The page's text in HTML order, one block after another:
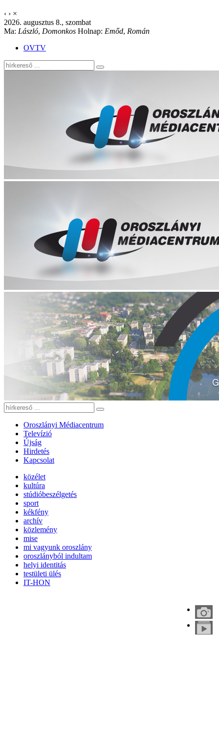
‹ › ×
2026. augusztus 8., szombat
Ma: László, Domonkos Holnap: Emőd, Román
OVTV
Oroszlányi Médiacentrum
Televízió
Újság
Hirdetés
Kapcsolat
közélet
kultúra
stúdióbeszélgetés
sport
kékfény
archív
közlemény
mise
mi vagyunk oroszlány
oroszlányból indultam
helyi identitás
testületi ülés
IT-HON